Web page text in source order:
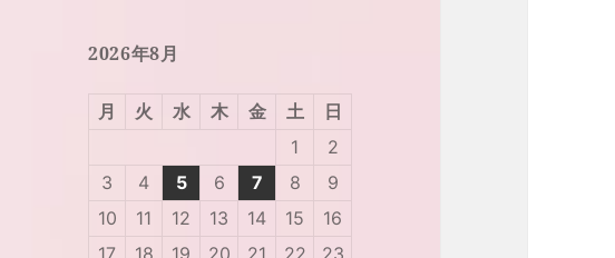
ー
2026年8月
月 火 水 木 金 土
日
1
2
3
4 5 6 7 8
9
10
11 12 13 14 15
16